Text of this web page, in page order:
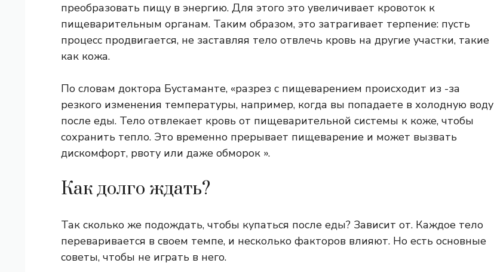
преобразовать пищу в энергию. Для этого это увеличивает кровоток к
пищеварительным органам. Таким образом, это затрагивает терпение: пусть
процесс продвигается, не заставляя тело отвлечь кровь на другие участки, такие
как кожа.
По словам доктора Бустаманте, «разрез с пищеварением происходит из -за
резкого изменения температуры, например, когда вы попадаете в холодную воду
после еды. Тело отвлекает кровь от пищеварительной системы к коже, чтобы
сохранить тепло. Это временно прерывает пищеварение и может вызвать
дискомфорт, рвоту или даже обморок ».
Как долго ждать?
Так сколько же подождать, чтобы купаться после еды? Зависит от. Каждое тело
переваривается в своем темпе, и несколько факторов влияют. Но есть основные
советы, чтобы не играть в него.